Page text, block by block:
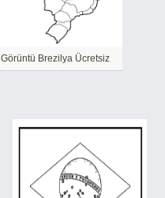
Görüntü Brezilya Ücretsiz